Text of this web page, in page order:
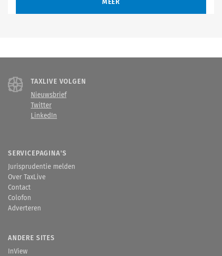
MEER
TAXLIVE VOLGEN
Nieuwsbrief
Twitter
LinkedIn
SERVICEPAGINA'S
Jurisprudentie melden
Over TaxLive
Contact
Colofon
Adverteren
ANDERE SITES
InView